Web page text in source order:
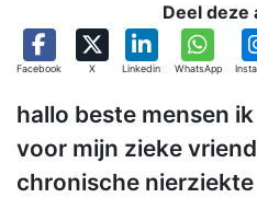
Deel deze
Facebook X Linkedin WhatsApp
hallo beste mensen
voor mijn zieke
chronische nierziekte